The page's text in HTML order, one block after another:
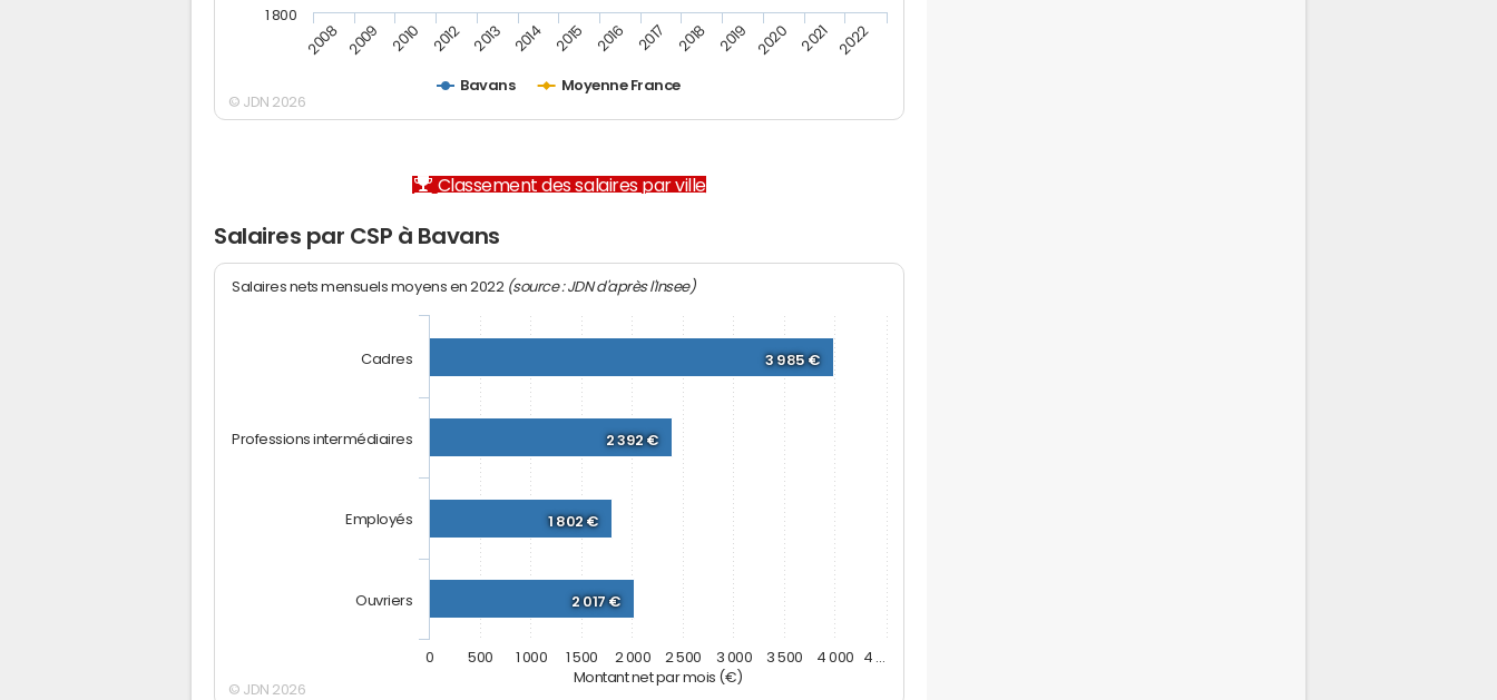
Bavans Moyenne France
2008 2009 2010 2012 2013 2014 2015 2016 2017 2018 2019 2020 2021 2022
1 800
© JDN 2026
Classement des salaires par ville
Salaires par CSP à Bavans
Montant net par mois (€)
Salaires nets mensuels moyens en 2022 (source : JDN d'après l'Insee)
3 985 €
2 392 €
1 802 €
2 017 €
Cadres
Professions intermédiaires
Employés
Ouvriers
0 500 1 000 1 500 2 000 2 500 3 000 3 500 4 000 4 …
© JDN 2026